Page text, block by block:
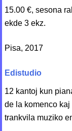
15.00 €, sesona
ekde 3 ekz.
Pisa, 2017
Edistudio
12 kantoj kun
de la komenco
trankvila muziko